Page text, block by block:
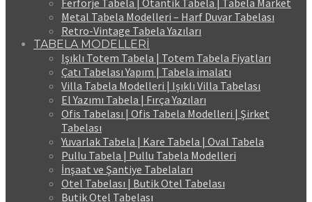
Ferforje Tabela | Otantik Tabela | Tabela Market
Metal Tabela Modelleri – Harf Duvar Tabelası
Retro-Vintage Tabela Yazıları
TABELA MODELLERİ
Işıklı Totem Tabela | Totem Tabela Fiyatları
Çatı Tabelası Yapım | Tabela imalatı
Villa Tabela Modelleri | Işıklı Villa Tabelası
El Yazımı Tabela | Fırça Yazıları
Ofis Tabelası | Ofis Tabela Modelleri | Şirket
Tabelası
Yuvarlak Tabela | Kare Tabela | Oval Tabela
Pullu Tabela | Pullu Tabela Modelleri
İnşaat ve Şantiye Tabelaları
Otel Tabelası | Butik Otel Tabelası
Butik Otel Tabelası